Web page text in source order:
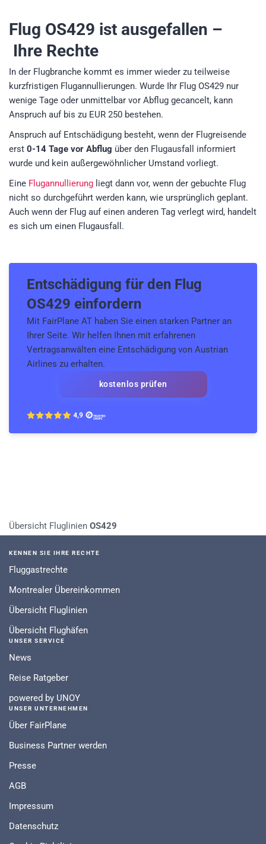
Flug OS429 ist ausgefallen –
Ihre Rechte
In der Flugbranche kommt es immer wieder zu teilweise
kurzfristigen Flugannullierungen. Wurde Ihr Flug OS429 nur
wenige Tage oder unmittelbar vor Abflug gecancelt, kann
Anspruch auf bis zu EUR 250 bestehen.
Anspruch auf Entschädigung besteht, wenn der Flugreisende
erst 0-14 Tage vor Abflug über den Flugausfall informiert
wurde und kein außergewöhnlicher Umstand vorliegt.
Eine Flugannullierung liegt dann vor, wenn der gebuchte Flug
nicht so durchgeführt werden kann, wie ursprünglich geplant.
Auch wenn der Flug auf einen anderen Tag verlegt wird, handelt
es sich um einen Flugausfall.
Entschädigung für den Flug
OS429 einfordern
Mit FairPlane AT haben Sie einen starken Partner an
Ihrer Seite. Wir helfen Ihnen mit erfahrenen
Vertragsanwälten eine Entschädigung von Austrian
Airlines zu erhalten.
kostenlos prüfen
Übersicht Fluglinien OS429
KENNEN SIE IHRE RECHTE
Fluggastrechte
Montrealer Übereinkommen
Übersicht Fluglinien
Übersicht Flughäfen
UNSER SERVICE
News
Reise Ratgeber
powered by UNOY
UNSER UNTERNEHMEN
Über FairPlane
Business Partner werden
Presse
AGB
Impressum
Datenschutz